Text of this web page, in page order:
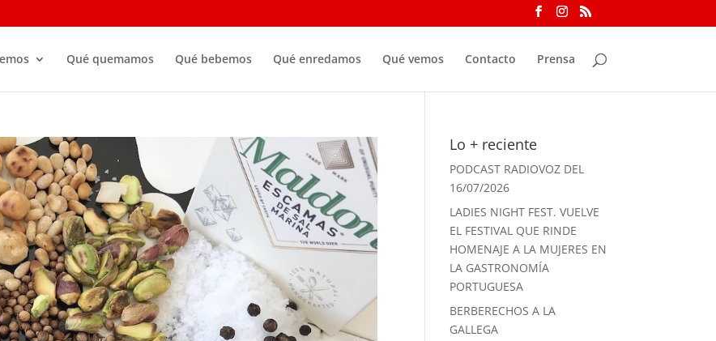
Qué quemamos Qué bebemos Qué enredamos Qué vemos Contacto Prensa
Lo + reciente
PODCAST RADIOVOZ DEL
16/07/2026
LADIES NIGHT FEST. VUELVE
EL FESTIVAL QUE RINDE
HOMENAJE A LA MUJERES EN
LA GASTRONOMÍA
PORTUGUESA
BERBERECHOS A LA
GALLEGA